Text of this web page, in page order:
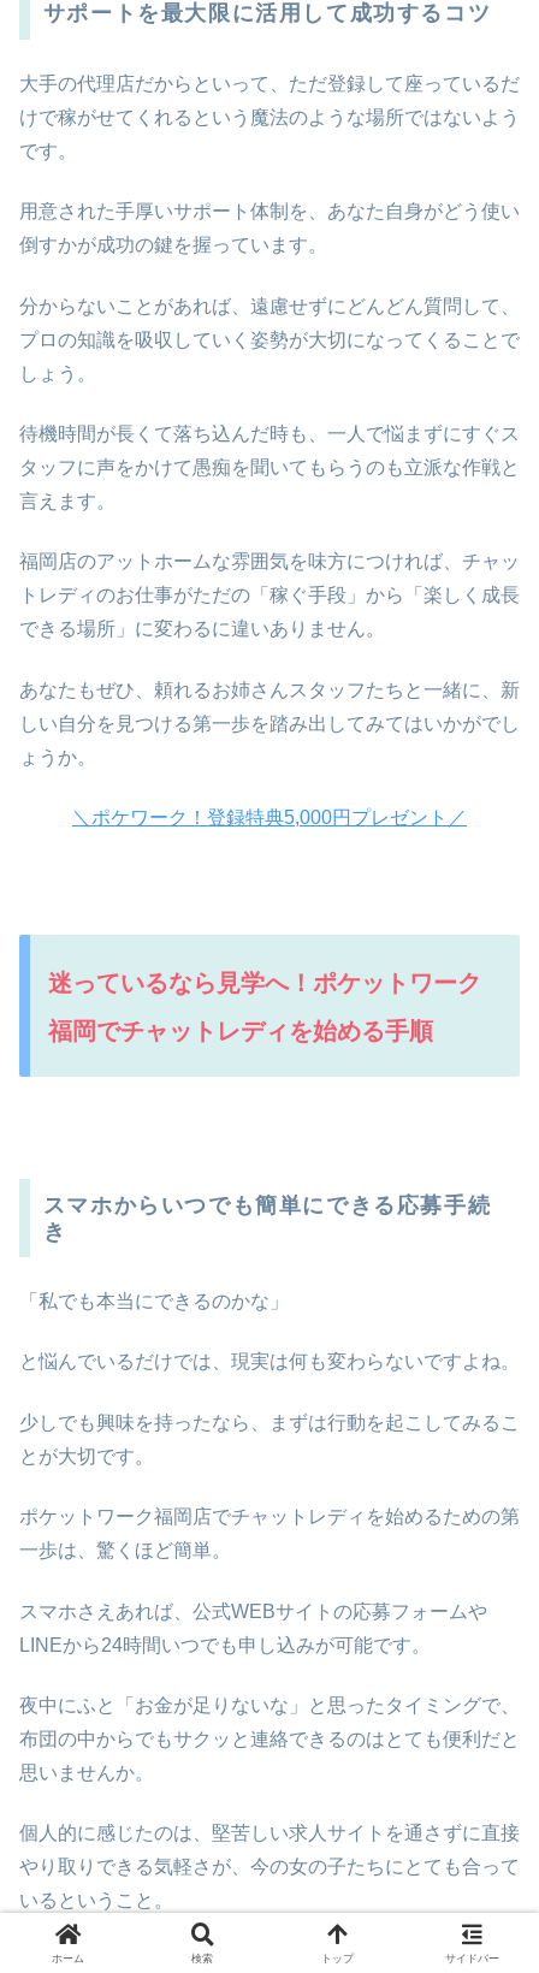
サポートを最大限に活用して成功するコツ
大手の代理店だからといって、ただ登録して座っているだ
けで稼がせてくれるという魔法のような場所ではないよう
です。
用意された手厚いサポート体制を、あなた自身がどう使い
倒すかが成功の鍵を握っています。
分からないことがあれば、遠慮せずにどんどん質問して、
プロの知識を吸収していく姿勢が大切になってくることで
しょう。
待機時間が長くて落ち込んだ時も、一人で悩まずにすぐス
タッフに声をかけて愚痴を聞いてもらうのも立派な作戦と
言えます。
福岡店のアットホームな雰囲気を味方につければ、チャッ
トレディのお仕事がただの「稼ぐ手段」から「楽しく成長
できる場所」に変わるに違いありません。
あなたもぜひ、頼れるお姉さんスタッフたちと一緒に、新
しい自分を見つける第一歩を踏み出してみてはいかがでし
ょうか。
＼ポケワーク！登録特典5,000円プレゼント／
迷っているなら見学へ！ポケットワーク
福岡でチャットレディを始める手順
スマホからいつでも簡単にできる応募手続
き
「私でも本当にできるのかな」
と悩んでいるだけでは、現実は何も変わらないですよね。
少しでも興味を持ったなら、まずは行動を起こしてみるこ
とが大切です。
ポケットワーク福岡店でチャットレディを始めるための第
一歩は、驚くほど簡単。
スマホさえあれば、公式WEBサイトの応募フォームや
LINEから24時間いつでも申し込みが可能です。
夜中にふと「お金が足りないな」と思ったタイミングで、
布団の中からでもサクッと連絡できるのはとても便利だと
思いませんか。
個人的に感じたのは、堅苦しい求人サイトを通さずに直接
やり取りできる気軽さが、今の女の子たちにとても合って
いるということ。
ポケットワークなら、応募者の心理的ハードルを下げる工
ホーム 検索 トップ サイドバー